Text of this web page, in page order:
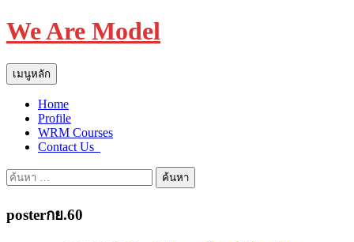
We Are Model
ค้นหา
เมนูหลัก
ยัง
เนื้อหา
Home
Profile
WRM Courses
Contact Us_
ค้นหา
posterกย.60